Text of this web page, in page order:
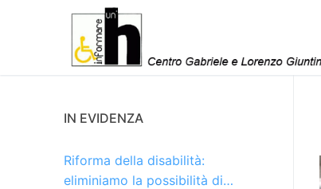
IN EVIDENZA
Riforma della disabilità:
eliminiamo la possibilità di